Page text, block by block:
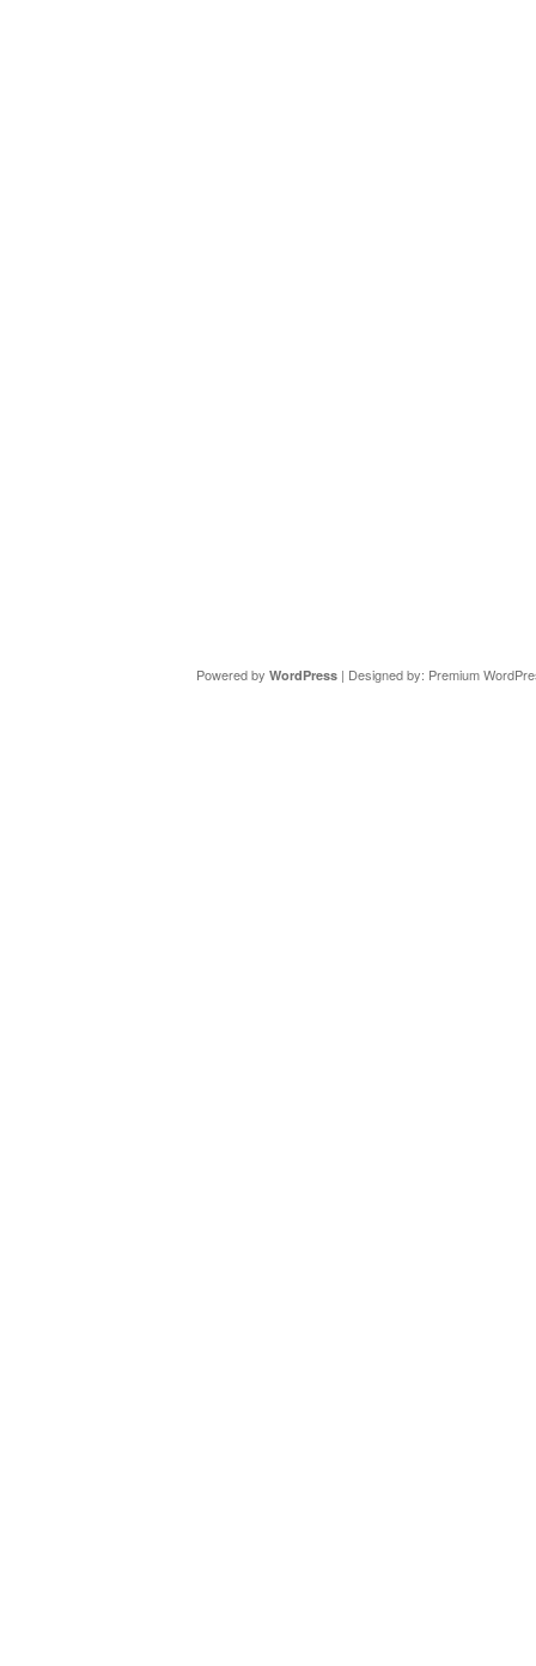
Powered by WordPress| Designed by: Premium